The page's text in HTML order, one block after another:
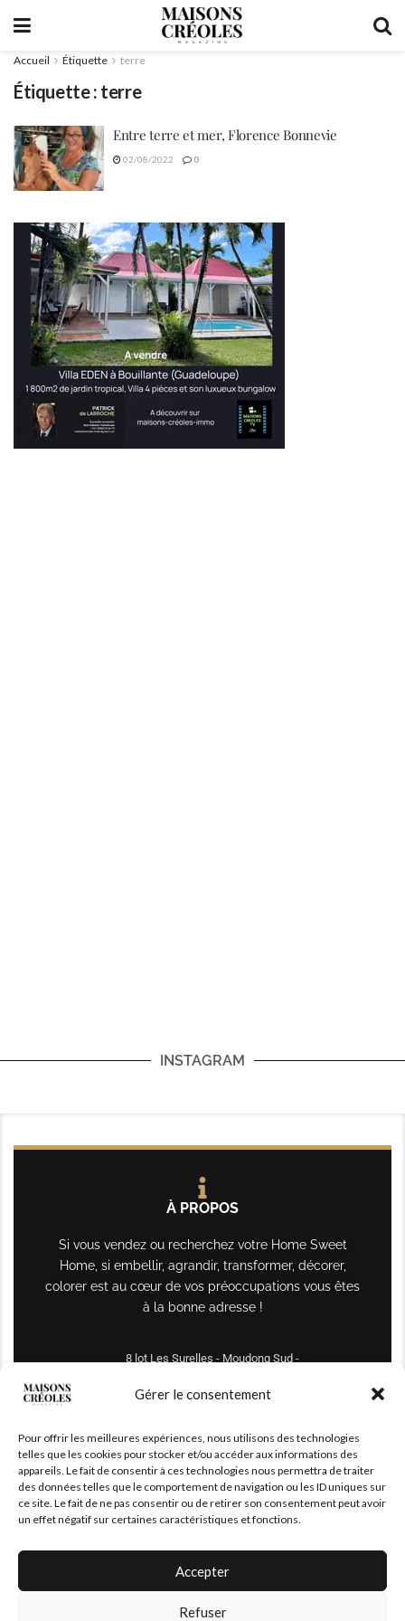
Gérer le consentement
Pour offrir les meilleures expériences, nous utilisons des technologies
telles que les cookies pour stocker et/ou accéder aux informations des
appareils. Le fait de consentir à ces technologies nous permettra de traiter
des données telles que le comportement de navigation ou les ID uniques sur
ce site. Le fait de ne pas consentir ou de retirer son consentement peut avoir
un effet négatif sur certaines caractéristiques et fonctions.
Accepter
Refuser
Accueil Étiquette terre
Étiquette : terre
Entre terre et mer, Florence Bonnevie
02/08/2022 0
INSTAGRAM
À PROPOS
Si vous vendez ou recherchez votre Home Sweet
Home, si embellir, agrandir, transformer, décorer,
colorer est au cœur de vos préoccupations vous êtes
à la bonne adresse !
8 lot Les Surelles - Moudong Sud -
maisonscreoles.immo@gmail.com